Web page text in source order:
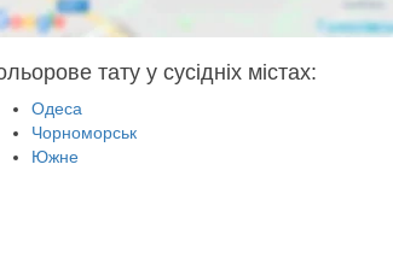
тату у сусідніх містах:
Одеса
Чорноморськ
Южне